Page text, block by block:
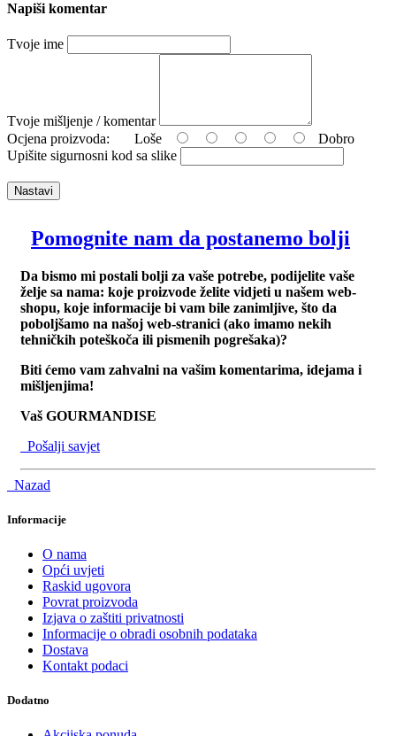
Napiši komentar
Tvoje ime
Tvoje mišljenje / komentar
Ocjena proizvoda:
Loše
Dobro
Upišite sigurnosni kod sa slike
Nastavi
Pomognite nam da postanemo bolji
Da bismo mi postali bolji za vaše potrebe, podijelite vaše
želje sa nama: koje proizvode želite vidjeti u našem web-
shopu, koje informacije bi vam bile zanimljive, što da
poboljšamo na našoj web-stranici (ako imamo nekih
tehničkih poteškoča ili pismenih pogrešaka)?
Biti ćemo vam zahvalni na vašim komentarima, idejama i
mišljenjima!
Vaš GOURMANDISE
Pošalji savjet
Nazad
Informacije
O nama
Opći uvjeti
Raskid ugovora
Povrat proizvoda
Izjava o zaštiti privatnosti
Informacije o obradi osobnih podataka
Dostava
Kontakt podaci
Dodatno